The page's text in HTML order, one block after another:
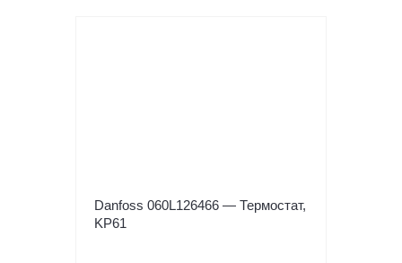
Danfoss 060L126466 — Термостат,
KP61